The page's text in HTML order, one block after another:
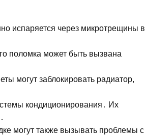
испаряется через микротрещины в
поломка может быть вызвана
могут заблокировать радиатор,
кондиционирования․ Их
могут также вызывать проблемы с